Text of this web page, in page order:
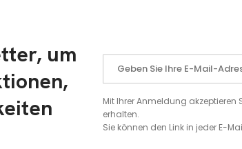
um
Mit Ihrer Anmeldung akzeptieren
erhalten.
Sie können den Link in jeder E-